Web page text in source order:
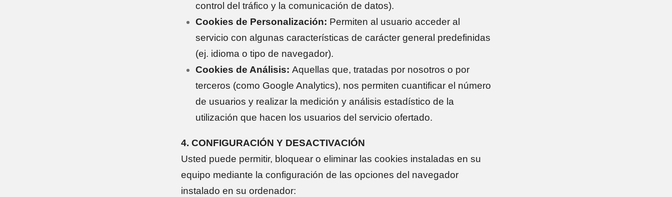
control del tráfico y la comunicación de datos).
Cookies de Personalización: Permiten al usuario acceder al
servicio con algunas características de carácter general predefinidas
(ej. idioma o tipo de navegador).
Cookies de Análisis: Aquellas que, tratadas por nosotros o por
terceros (como Google Analytics), nos permiten cuantificar el número
de usuarios y realizar la medición y análisis estadístico de la
utilización que hacen los usuarios del servicio ofertado.
4. CONFIGURACIÓN Y DESACTIVACIÓN
Usted puede permitir, bloquear o eliminar las cookies instaladas en su
equipo mediante la configuración de las opciones del navegador
instalado en su ordenador: